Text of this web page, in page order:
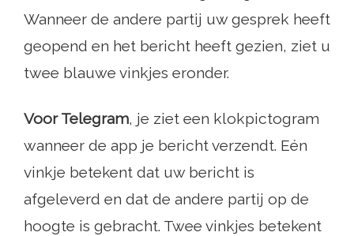
Wanneer de andere partij uw gesprek heeft
geopend en het bericht heeft gezien, ziet u
twee blauwe vinkjes eronder.
Voor Telegram, je ziet een klokpictogram
wanneer de app je bericht verzendt. Eén
vinkje betekent dat uw bericht is
afgeleverd en dat de andere partij op de
hoogte is gebracht. Twee vinkjes betekent